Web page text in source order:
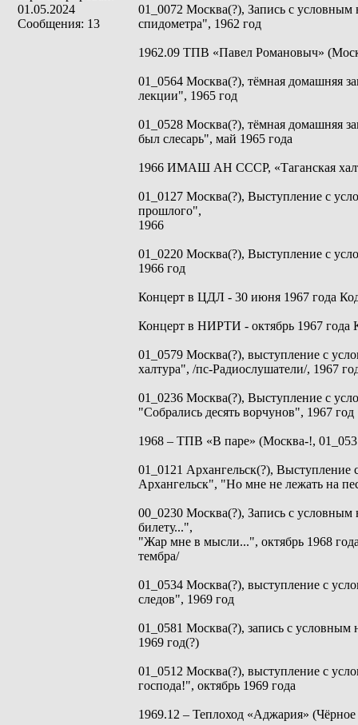
01.05.2024
Сообщения: 13
01_0072 Москва(?), Запись с условным
спидометра", 1962 год
1962.09 ТПВ «Павел Романовыч»
01_0564 Москва(?), тёмная домашняя
лекции", 1965 год
01_0528 Москва(?), тёмная домашняя
был слесарь", май 1965 года
1966 ИМАШ АН СССР, «Таганская
01_0127 Москва(?), Выступление с
прошлого",
1966
01_0220 Москва(?), Выступление с
1966 год
Концерт в ЦДЛ - 30 июня 1967 года
Концерт в НИРТИ - октябрь 1967 года
01_0579 Москва(?), выступление с
халтура", /пс-Радиослушатели/, 1967
01_0236 Москва(?), Выступление с
"Собрались десять ворчунов", 1967 год
1968 – ТПВ «В паре» (Москва-!,
01_0121 Архангельск(?),
Архангельск", "Но мне не лежать на
00_0230 Москва(?), Запись с условным
билету...",
"Жар мне в мысли...", октябрь 1968
тембра/
01_0534 Москва(?), выступление с
следов", 1969 год
01_0581 Москва(?), запись с условным
1969 год(?)
01_0512 Москва(?), выступление с
господа!", октябрь 1969 года
1969.12 – Теплоход «Аджария»